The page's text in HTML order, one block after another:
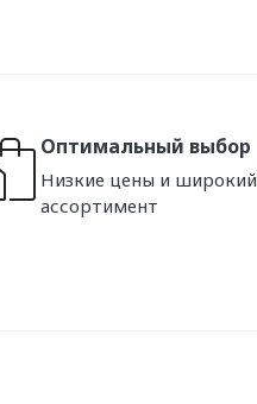
Оптимальный выбор
Низкие цены и широкий
ассортимент